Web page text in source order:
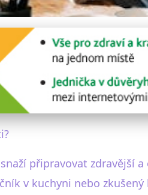
připravovat zdravější
v kuchyni nebo